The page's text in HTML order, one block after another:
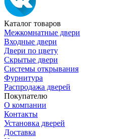
Каталог товаров
Межкомнатные двери
Входные двери
Двери по цвету
Скрытые двери
Системы открывания
Фурнитура
Распродажа дверей
Покупателю
О компании
Контакты
Установка дверей
Доставка